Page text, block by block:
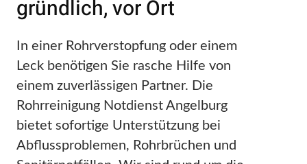
gründlich, vor Ort
In einer Rohrverstopfung oder einem
Leck benötigen Sie rasche Hilfe von
einem zuverlässigen Partner. Die
Rohrreinigung Notdienst Angelburg
bietet sofortige Unterstützung bei
Abflussproblemen, Rohrbrüchen und